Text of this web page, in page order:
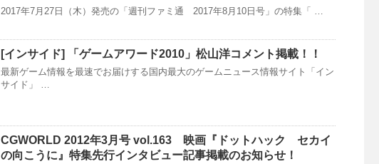
2017年7月27日（木）発売の「週刊ファミ通 2017年8月10日号」の特集「 …
[インサイド] 「ゲームアワード2010」松山洋コメント掲載！！
最新ゲーム情報を最速でお届けする国内最大のゲームニュース情報サイト「イン
サイド」 …
CGWORLD 2012年3月号 vol.163 映画『ドットハック セカイ
の向こうに』特集先行インタビュー記事掲載のお知らせ！